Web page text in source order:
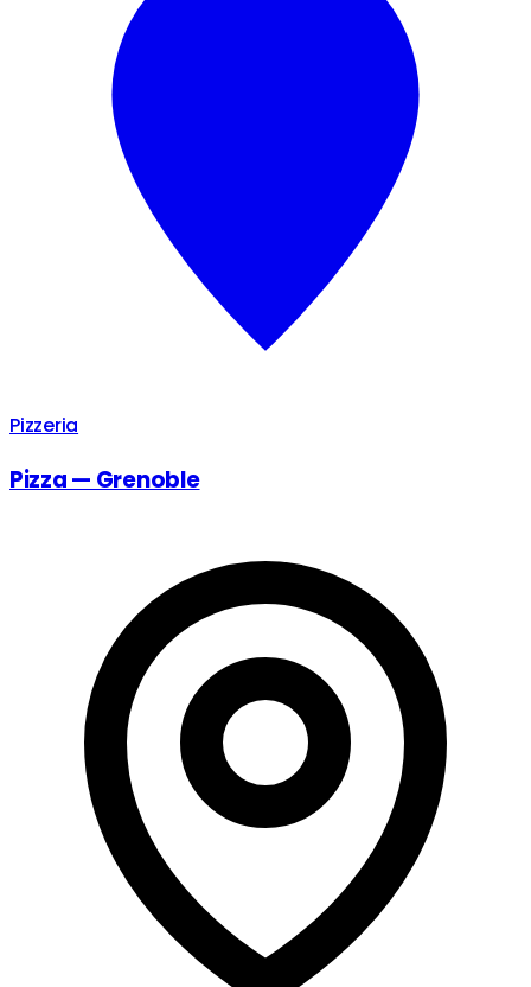
Pizzeria
Pizza — Grenoble